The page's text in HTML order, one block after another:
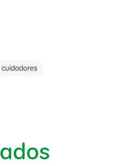
cuidadores